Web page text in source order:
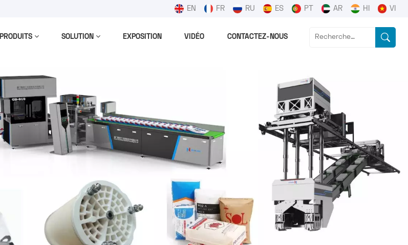
EN FR RU ES PT AR HI VI
PRODUITS SOLUTION EXPOSITION VIDÉO CONTACTEZ-NOUS